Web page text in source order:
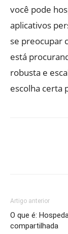
você pode
aplicativos
se preocupar
está
robusta e
escolha certa
Artigo anterior
O que é:
compartilhada